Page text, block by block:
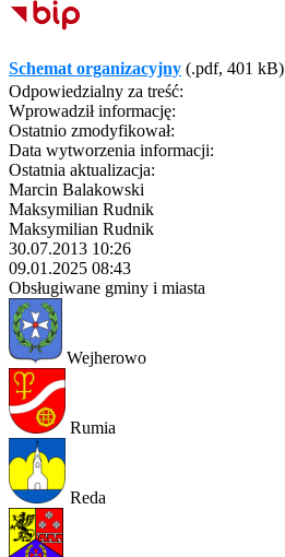
Schemat organizacyjny (.pdf, 401 kB)
Odpowiedzialny za treść:
Wprowadził informację:
Ostatnio zmodyfikował:
Data wytworzenia informacji:
Ostatnia aktualizacja:
Marcin Balakowski
Maksymilian Rudnik
Maksymilian Rudnik
30.07.2013 10:26
09.01.2025 08:43
Obsługiwane gminy i miasta
Wejherowo
Rumia
Reda